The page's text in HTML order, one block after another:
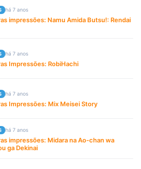
há 7 anos
impressões: Namu Amida Butsu!: Rendai
há 7 anos
Impressões: RobiHachi
há 7 anos
Impressões: Mix Meisei Story
há 7 anos
impressões: Midara na Ao-chan wa
ga Dekinai